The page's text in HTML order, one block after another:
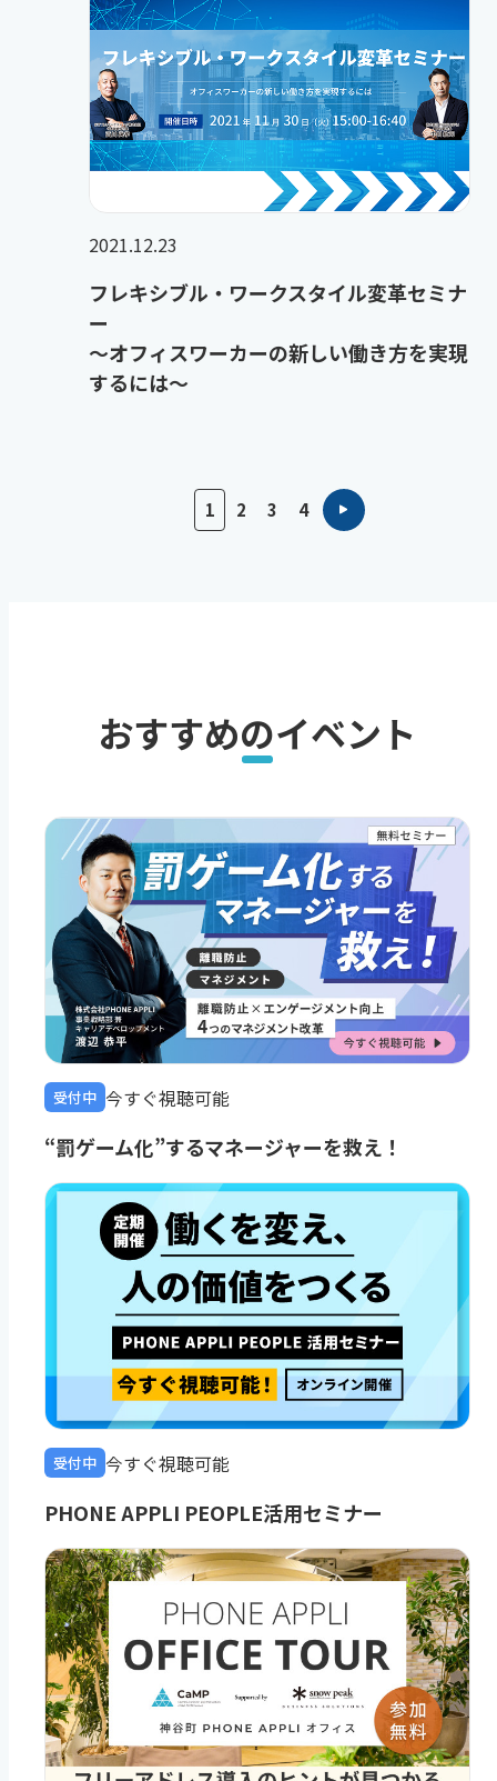
2021.12.23
フレキシブル・ワークスタイル変革セミナ
ー
～オフィスワーカーの新しい働き方を実現
するには～
1 2 3 4
おすすめのイベント
受付中 今すぐ視聴可能
“罰ゲーム化”するマネージャーを救え！
受付中 今すぐ視聴可能
PHONE APPLI PEOPLE活用セミナー